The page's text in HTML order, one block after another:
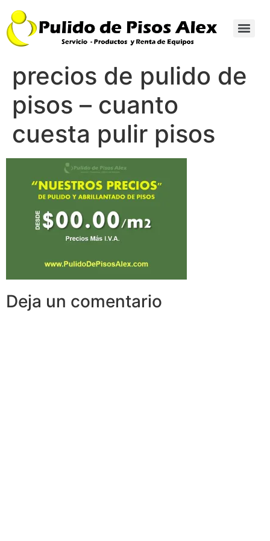
precios de pulido de
pisos – cuanto
cuesta pulir pisos
Deja un comentario